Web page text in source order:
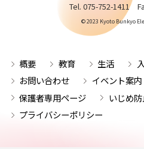
Tel. 075-752-1411
© 2023 Kyoto Bunkyo
概要 教育 生活
お問い合わせ
イベント案内
保護者専用ページ
いじめ
プライバシーポリシー